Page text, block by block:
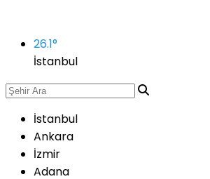
26.1°
İstanbul
İstanbul
Ankara
İzmir
Adana